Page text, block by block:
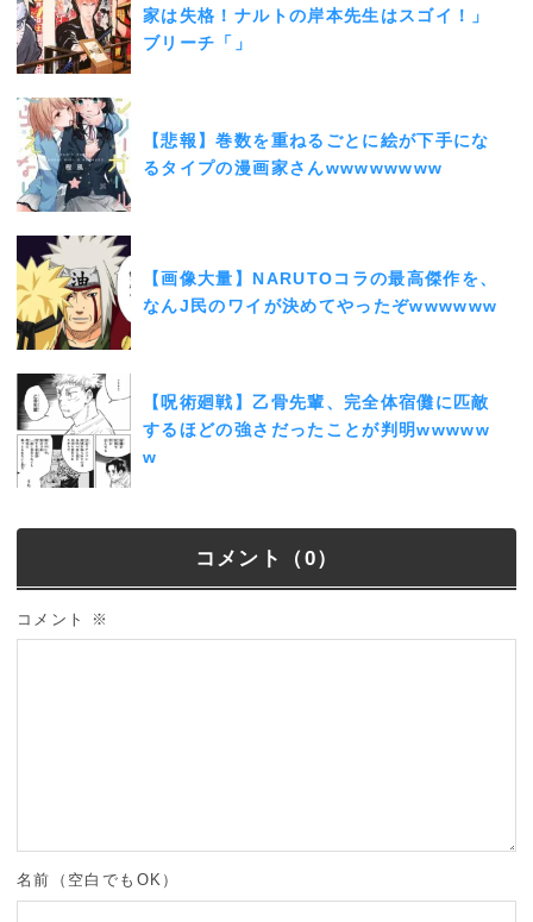
家は失格！ナルトの岸本先生はスゴイ！」
ブリーチ「」
【悲報】巻数を重ねるごとに絵が下手にな
るタイプの漫画家さんwwwwwwww
【画像大量】NARUTOコラの最高傑作を、
なんJ民のワイが決めてやったぞwwwwww
【呪術廻戦】乙骨先輩、完全体宿儺に匹敵
するほどの強さだったことが判明wwwww
w
コメント（0）
コメント ※
名前（空白でもOK）